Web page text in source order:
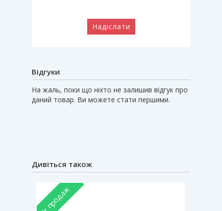
Надіслати
Відгуки
На жаль, поки що ніхто не залишив відгук про
даний товар. Ви можете стати першими.
Дивіться також
Хіт продаж